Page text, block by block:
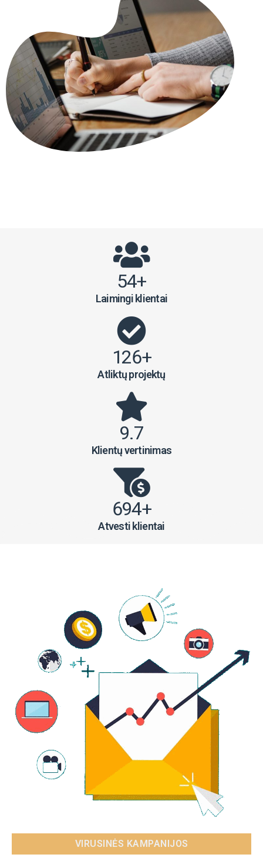
54+
Laimingi klientai
126+
Atliktų projektų
9.7
Klientų vertinimas
694+
Atvesti klientai
VIRUSINĖS KAMPANIJOS